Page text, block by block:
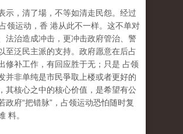
示，清了場，不等如清走民怨。经过
领运动，香 港从此不一样。这不单对
法治造成冲击，更冲击政府管治、警
至泛民主派的支持。政府愿意在后占
修补工作，有回应胜于无；只是 占领
并非单纯是市民爭取上楼或者更好的
其核心之中的核心价值，是希望有公
政府“把错脉”，占领运动恐怕随时复
料。